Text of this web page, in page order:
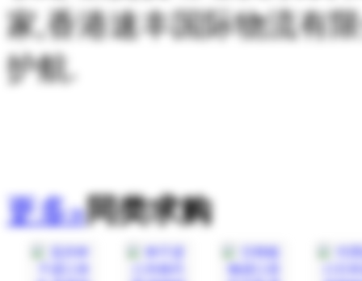
家,香港速丰国际物流有
护航.
更多»同类求购